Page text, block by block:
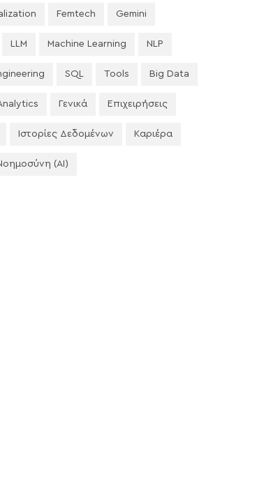
Femtech Gemini
LLM Machine Learning NLP
SQL Tools Big Data
Γενικά Επιχειρήσεις
Ιστορίες Δεδομένων Καριέρα
(AI)